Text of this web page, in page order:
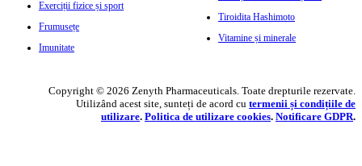
Exerciții fizice și sport
Frumusețe
Imunitate
Tiroidita Hashimoto
Vitamine și minerale
Copyright © 2026 Zenyth Pharmaceuticals. Toate drepturile rezervate.
Utilizând acest site, sunteți de acord cu termenii și condițiile de
utilizare. Politica de utilizare cookies. Notificare GDPR.